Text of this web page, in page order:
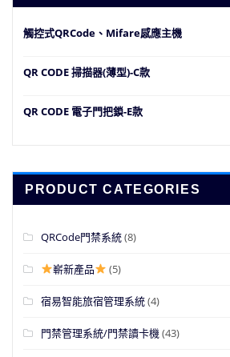
觸控式QRCode、Mifare感應主機
QR CODE 掃描器(薄型)-C款
QR CODE 電子門把鎖-E款
PRODUCT CATEGORIES
QRCode門禁系統(8)
嶄新產品 (5)
宿易智能旅宿管理系統(4)
門禁管理系統/門禁讀卡機(43)